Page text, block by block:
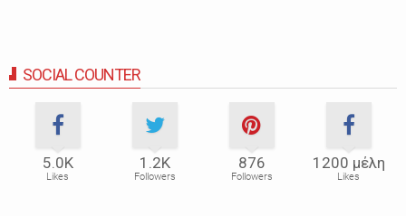
SOCIAL COUNTER
5.0Κ
Likes
1.2Κ
Followers
876
Followers
1200 μέλη
Likes